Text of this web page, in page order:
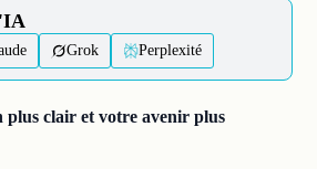
Grok Perplexité
plus clair et votre avenir plus